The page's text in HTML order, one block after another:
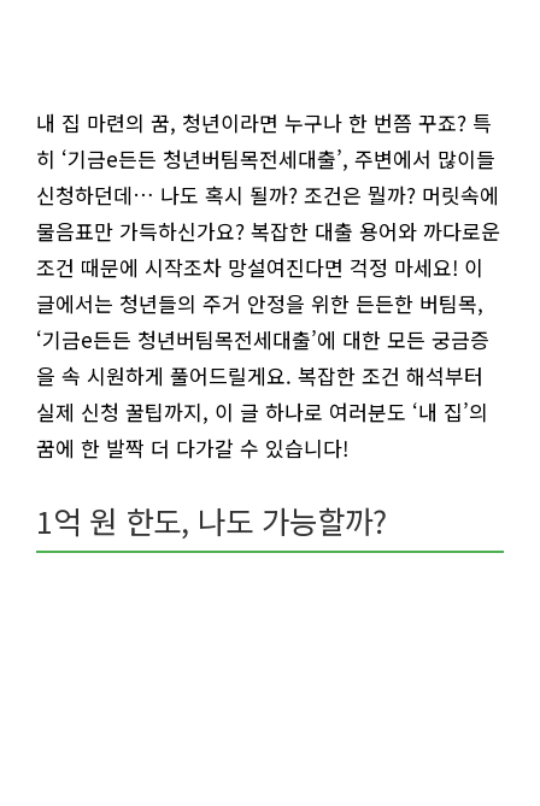
내 집 마련의 꿈, 청년이라면 누구나 한 번쯤 꾸죠? 특
히 ‘기금e든든 청년버팀목전세대출’, 주변에서 많이들
신청하던데… 나도 혹시 될까? 조건은 뭘까? 머릿속에
물음표만 가득하신가요? 복잡한 대출 용어와 까다로운
조건 때문에 시작조차 망설여진다면 걱정 마세요! 이
글에서는 청년들의 주거 안정을 위한 든든한 버팀목,
‘기금e든든 청년버팀목전세대출’에 대한 모든 궁금증
을 속 시원하게 풀어드릴게요. 복잡한 조건 해석부터
실제 신청 꿀팁까지, 이 글 하나로 여러분도 ‘내 집’의
꿈에 한 발짝 더 다가갈 수 있습니다!
1억 원 한도, 나도 가능할까?